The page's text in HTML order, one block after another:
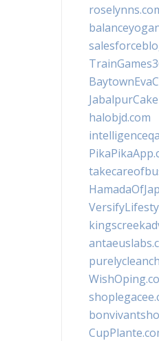
halobjd.com